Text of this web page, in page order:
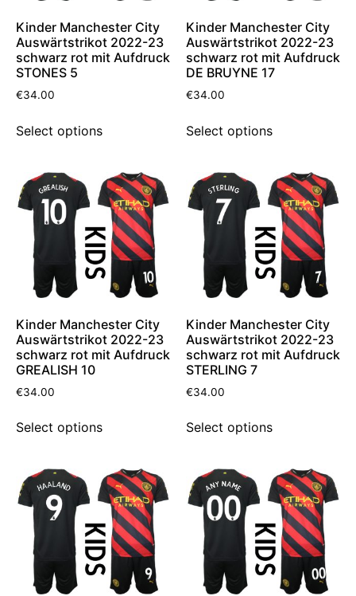
Kinder Manchester City
Auswärtstrikot 2022-23
schwarz rot mit Aufdruck
STONES 5
€34.00
Select options
Kinder Manchester City
Auswärtstrikot 2022-23
schwarz rot mit Aufdruck
DE BRUYNE 17
€34.00
Select options
Kinder Manchester City
Auswärtstrikot 2022-23
schwarz rot mit Aufdruck
GREALISH 10
€34.00
Select options
Kinder Manchester City
Auswärtstrikot 2022-23
schwarz rot mit Aufdruck
STERLING 7
€34.00
Select options